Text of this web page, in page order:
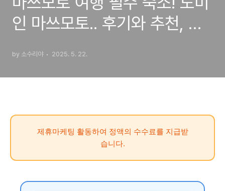
인 마쓰모토.. 후기와 추천, 잊
by 소수리야 2025. 5. 22.
제휴마케팅 활동하여 정액의 수수료를 지급받
습니다.